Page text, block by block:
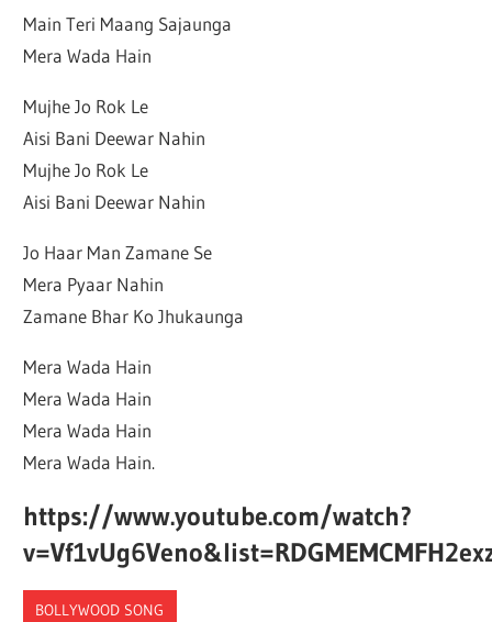
Main Teri Maang Sajaunga
Mera Wada Hain
Mujhe Jo Rok Le
Aisi Bani Deewar Nahin
Mujhe Jo Rok Le
Aisi Bani Deewar Nahin
Jo Haar Man Zamane Se
Mera Pyaar Nahin
Zamane Bhar Ko Jhukaunga
Mera Wada Hain
Mera Wada Hain
Mera Wada Hain
Mera Wada Hain.
https://www.youtube.com/watch?
BOLLYWOOD SONG